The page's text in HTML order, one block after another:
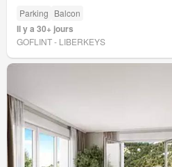
Parking Balcon
Il y a 30+ jours
GOFLINT - LIBERKEYS